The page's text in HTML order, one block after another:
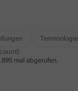
Terminologie
mal abgerufen.